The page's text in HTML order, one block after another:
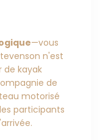
—vous
n'est
de kayak
de
motorisé
participants